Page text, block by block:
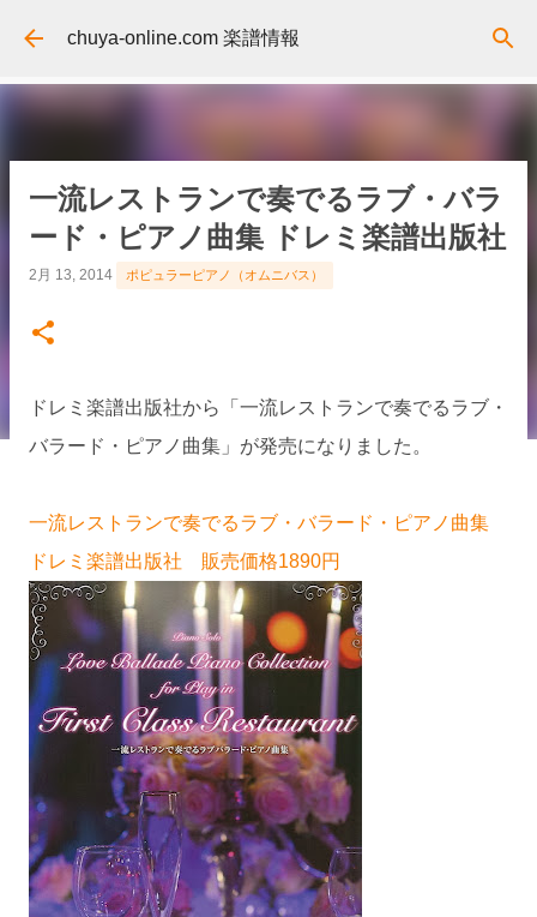
スキップしてメイン コンテンツに移動
chuya-online.com 楽譜情報
一流レストランで奏でるラブ・バラ
ード・ピアノ曲集 ドレミ楽譜出版社
2月 13, 2014 ポピュラーピアノ（オムニバス）
ドレミ楽譜出版社から「一流レストランで奏でるラブ・
バラード・ピアノ曲集」が発売になりました。
一流レストランで奏でるラブ・バラード・ピアノ曲集
ドレミ楽譜出版社 販売価格1890円